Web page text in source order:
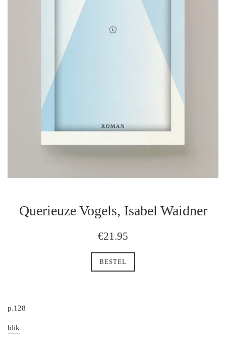
Querieuze Vogels, Isabel Waidner
regulaire
€21.95
BESTEL
p.128
blik